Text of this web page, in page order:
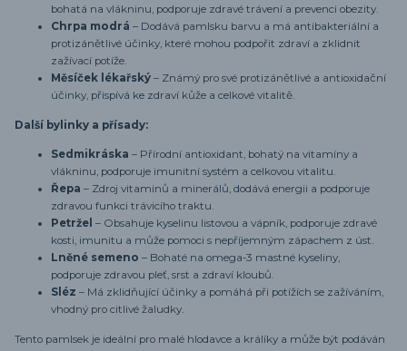
bohatá na vlákninu, podporuje zdravé trávení a prevenci obezity.
Chrpa modrá – Dodává pamlsku barvu a má antibakteriální a
protizánětlivé účinky, které mohou podpořit zdraví a zklidnit
zažívací potíže.
Měsíček lékařský – Známý pro své protizánětlivé a antioxidační
účinky, přispívá ke zdraví kůže a celkové vitalitě.
Další bylinky a přísady:
Sedmikráska – Přírodní antioxidant, bohatý na vitamíny a
vlákninu, podporuje imunitní systém a celkovou vitalitu.
Řepa – Zdroj vitaminů a minerálů, dodává energii a podporuje
zdravou funkci trávicího traktu.
Petržel – Obsahuje kyselinu listovou a vápník, podporuje zdravé
kosti, imunitu a může pomoci s nepříjemným zápachem z úst.
Lněné semeno – Bohaté na omega-3 mastné kyseliny,
podporuje zdravou pleť, srst a zdraví kloubů.
Sléz – Má zklidňující účinky a pomáhá při potížích se zažíváním,
vhodný pro citlivé žaludky.
Tento pamlsek je ideální pro malé hlodavce a králíky a může být podáván